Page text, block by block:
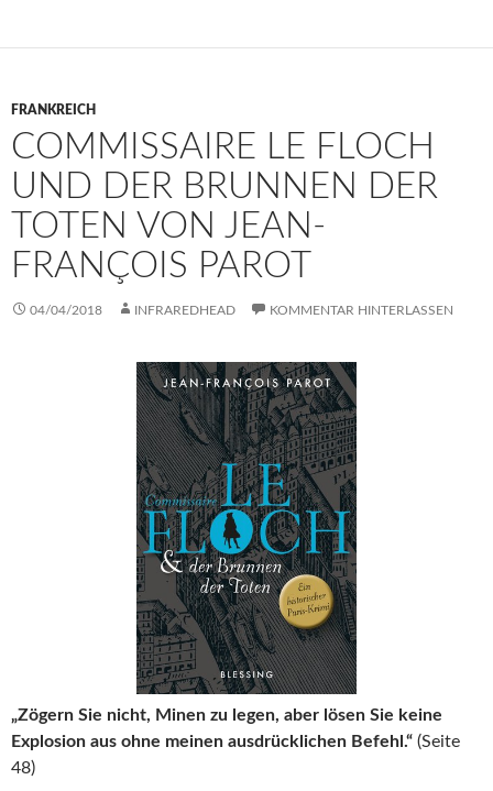
FRANKREICH
COMMISSAIRE LE FLOCH
UND DER BRUNNEN DER
TOTEN VON JEAN-
FRANÇOIS PAROT
04/04/2018 INFRAREDHEAD KOMMENTAR HINTERLASSEN
„Zögern Sie nicht, Minen zu legen, aber lösen Sie keine
Explosion aus ohne meinen ausdrücklichen Befehl.“ (Seite
48)